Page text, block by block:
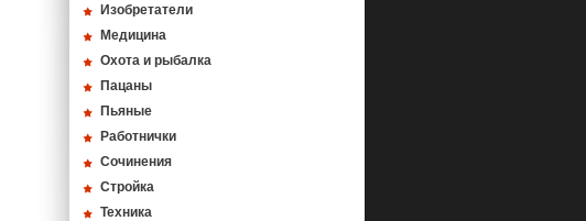
Изобретатели
Медицина
Охота и рыбалка
Пацаны
Пьяные
Работнички
Сочинения
Стройка
Техника